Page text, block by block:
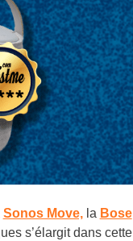
Sonos Move,la Bose
s’élargit dans cette